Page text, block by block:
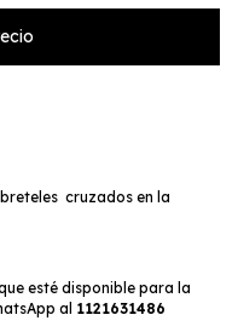
cruzados en la
esté disponible para la
al 1121631486